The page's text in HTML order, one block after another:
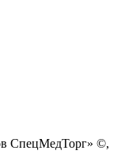
СпецМедТорг» ©,